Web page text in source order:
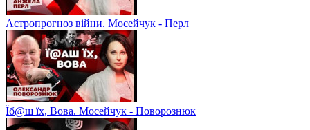
Астропрогноз війни. Мосейчук - Перл
Їб@ш їх, Вова. Мосейчук - Поворознюк